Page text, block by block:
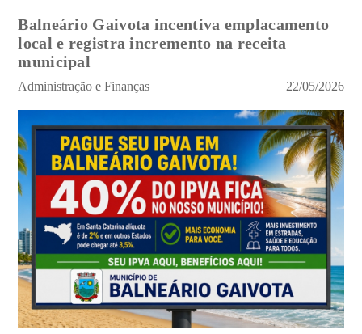
Balneário Gaivota incentiva emplacamento
local e registra incremento na receita
municipal
Administração e Finanças 22/05/2026